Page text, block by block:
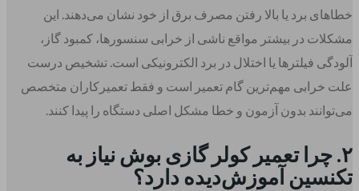
خطاهای برد یا بالا رفتن مصرف برق از خود نشان می‌دهند. این
مشکلات در بیشتر مواقع ناشی از خرابی سنسورها، کمبود گاز،
آلودگی فیلترها یا اختلال در برد الکترونیکی است. تشخیص درست
علت خرابی مهم‌ترین گام تعمیر است و فقط تعمیرکاران متخصص
می‌توانند بدون آزمون و خطا مشکل اصلی دستگاه را پیدا کنند.
۲. چرا تعمیر کولر گازی بوش نیاز به
تکنسین آموزش‌دیده دارد؟